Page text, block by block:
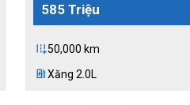
585 Triệu
add_road50,000 km
ev_stationXăng 2.0L